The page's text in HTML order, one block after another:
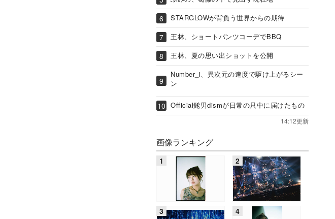
STARGLOWが背負う世界からの期待
王林、ショートパンツコーデでBBQ
王林、夏の思い出ショットを公開
Number_i、異次元の速度で駆け上がるシー
ン
Official髭男dismが日常の只中に届けたもの
14:12更新
画像ランキング